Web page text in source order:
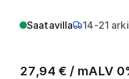
Saatavilla 14-21
27,94 € / mALV